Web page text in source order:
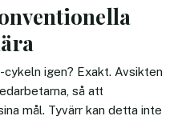
cykeln igen? Exakt. Avsikten
så att
mål. Tyvärr kan detta inte